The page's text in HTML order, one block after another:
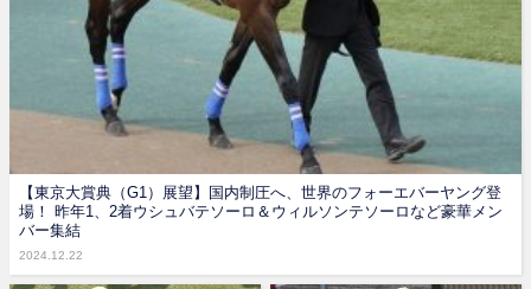
【東京大賞典（G1）展望】国内制圧へ、世界のフォーエバーヤング登
場！ 昨年1、2着ウシュバテソーロ＆ウィルソンテソーロなど豪華メン
バー集結
2024.12.22